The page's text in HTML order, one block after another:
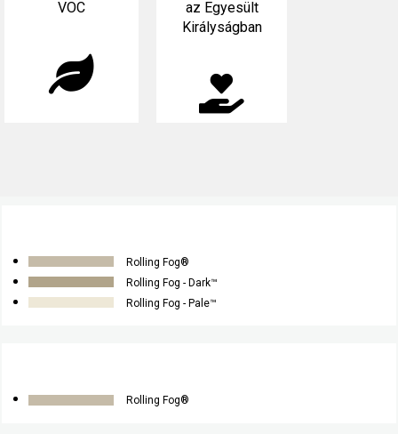
az Egyesült
Királyságban
VOC
Rolling Fog®
Rolling Fog - Dark™
Rolling Fog - Pale™
Rolling Fog®